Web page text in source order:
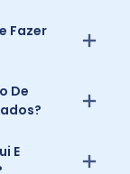
Fazer
De
E